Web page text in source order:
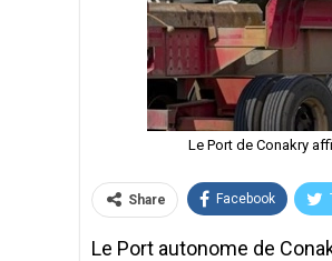
Le Port de Conakry
Share Facebook
Le Port autonome de